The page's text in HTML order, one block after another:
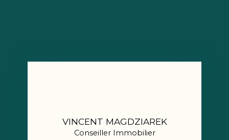
VINCENT MAGDZIAREK
Conseiller Immobilier